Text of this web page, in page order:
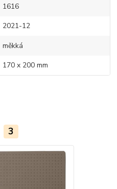
1616
2021-12
měkká
170 x 200 mm
3